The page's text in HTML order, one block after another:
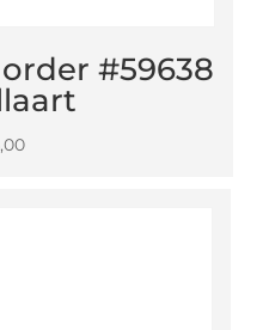
#59638